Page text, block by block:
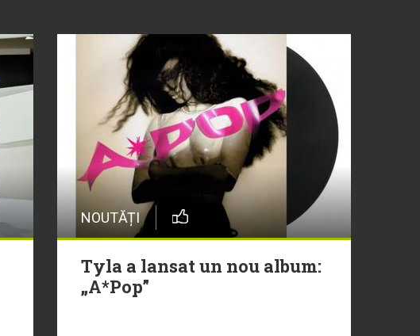
NOUTĂȚI
Tyla a lansat un nou album:
„A*Pop”